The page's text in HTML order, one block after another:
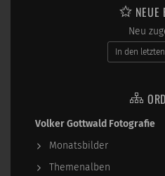
NEUE
Neu
In den
Volker Gottwald Fotografie
Monatsbilder
Themenalben